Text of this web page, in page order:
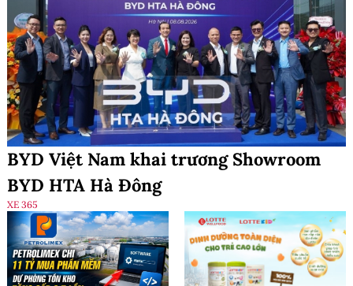
BYD Việt Nam khai trương Showroom
BYD HTA Hà Đông
XE 365